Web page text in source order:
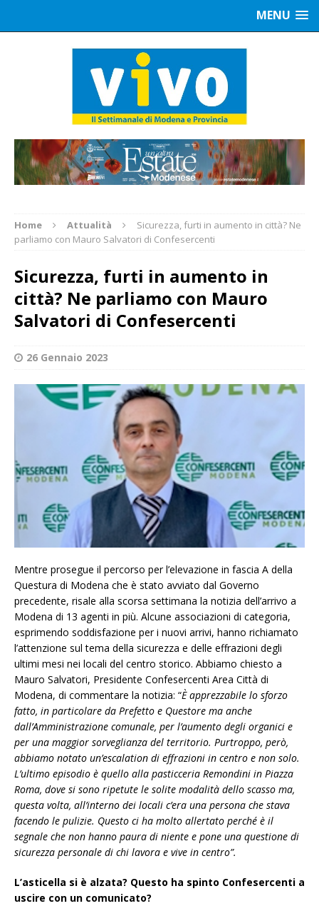
MENU
Home Attualità
Sicurezza, furti in aumento in città? Ne
parliamo con Mauro Salvatori di Confesercenti
Sicurezza, furti in aumento in
città? Ne parliamo con Mauro
Salvatori di Confesercenti
26 Gennaio 2023
Mentre prosegue il percorso per l’elevazione in fascia A della
Questura di Modena che è stato avviato dal Governo
precedente, risale alla scorsa settimana la notizia dell’arrivo a
Modena di 13 agenti in più. Alcune associazioni di categoria,
esprimendo soddisfazione per i nuovi arrivi, hanno richiamato
l’attenzione sul tema della sicurezza e delle effrazioni degli
ultimi mesi nei locali del centro storico. Abbiamo chiesto a
Mauro Salvatori, Presidente Confesercenti Area Città di
Modena, di commentare la notizia: “È apprezzabile lo sforzo
fatto, in particolare da Prefetto e Questore ma anche
dall’Amministrazione comunale, per l’aumento degli organici e
per una maggior sorveglianza del territorio. Purtroppo, però,
abbiamo notato un’escalation di effrazioni in centro e non solo.
L’ultimo episodio è quello alla pasticceria Remondini in Piazza
Roma, dove si sono ripetute le solite modalità dello scasso ma,
questa volta, all’interno dei locali c’era una persona che stava
facendo le pulizie. Questo ci ha molto allertato perché è il
segnale che non hanno paura di niente e pone una questione di
sicurezza personale di chi lavora e vive in centro”.
L’asticella si è alzata? Questo ha spinto Confesercenti a
uscire con un comunicato?